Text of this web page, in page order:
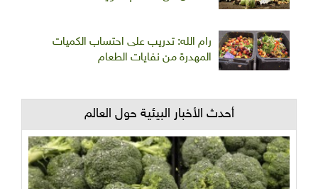
رام الله: تدريب على احتساب الكميات
المهدرة من نفايات الطعام
أحدث الأخبار البيئية حول العالم